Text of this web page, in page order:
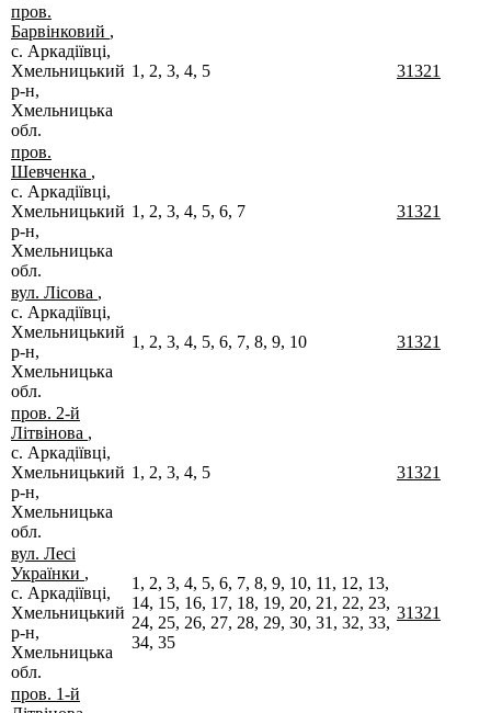
пров.
Барвінковий ,
с. Аркадіївці,
Хмельницький
р-н,
Хмельницька
обл.
1, 2, 3, 4, 5 31321
пров.
Шевченка ,
с. Аркадіївці,
Хмельницький
р-н,
Хмельницька
обл.
1, 2, 3, 4, 5, 6, 7 31321
вул. Лісова ,
с. Аркадіївці,
Хмельницький
р-н,
Хмельницька
обл.
1, 2, 3, 4, 5, 6, 7, 8, 9, 10 31321
пров. 2-й
Літвінова ,
с. Аркадіївці,
Хмельницький
р-н,
Хмельницька
обл.
1, 2, 3, 4, 5 31321
вул. Лесі
Українки ,
с. Аркадіївці,
Хмельницький
р-н,
Хмельницька
обл.
1, 2, 3, 4, 5, 6, 7, 8, 9, 10, 11, 12, 13,
14, 15, 16, 17, 18, 19, 20, 21, 22, 23,
24, 25, 26, 27, 28, 29, 30, 31, 32, 33,
34, 35
31321
пров. 1-й